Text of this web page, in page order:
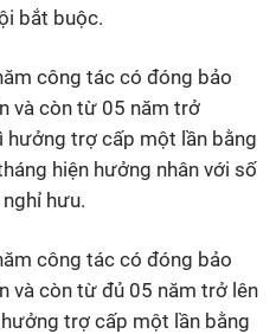
bắt buộc.
công tác có đóng bảo
và còn từ 05 năm trở
hưởng trợ cấp một lần bằng
hiện hưởng nhân với số
hưu.
công tác có đóng bảo
và còn từ đủ 05 năm trở lên
trợ cấp một lần bằng